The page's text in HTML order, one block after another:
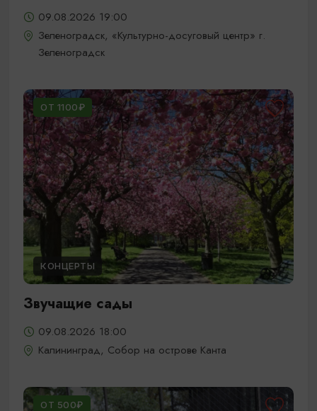
09.08.2026 19:00
Зеленоградск, «Культурно-досуговый центр» г.
Зеленоградск
ОТ 1100₽
КОНЦЕРТЫ
Звучащие сады
09.08.2026 18:00
Калининград, Собор на острове Канта
ОТ 500₽